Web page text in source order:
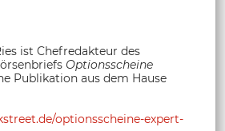
ist Chefredakteur des
Optionsscheine
Publikation aus dem Hause
optionsscheine-expert-